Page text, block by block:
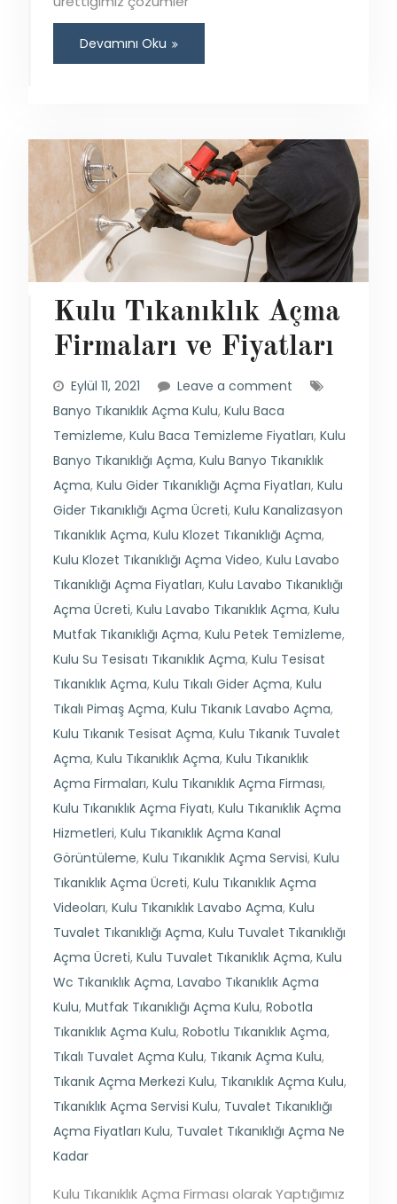
Devamını Oku
Kulu Tıkanıklık Açma
Firmaları ve Fiyatları
Eylül 11, 2021
Leave a comment
Banyo Tıkanıklık Açma Kulu, Kulu Baca
Temizleme, Kulu Baca Temizleme Fiyatları, Kulu
Banyo Tıkanıklığı Açma, Kulu Banyo Tıkanıklık
Açma, Kulu Gider Tıkanıklığı Açma Fiyatları, Kulu
Gider Tıkanıklığı Açma Ücreti, Kulu Kanalizasyon
Tıkanıklık Açma, Kulu Klozet Tıkanıklığı Açma,
Kulu Klozet Tıkanıklığı Açma Video, Kulu Lavabo
Tıkanıklığı Açma Fiyatları, Kulu Lavabo Tıkanıklığı
Açma Ücreti, Kulu Lavabo Tıkanıklık Açma, Kulu
Mutfak Tıkanıklığı Açma, Kulu Petek Temizleme,
Kulu Su Tesisatı Tıkanıklık Açma, Kulu Tesisat
Tıkanıklık Açma, Kulu Tıkalı Gider Açma, Kulu
Tıkalı Pimaş Açma, Kulu Tıkanık Lavabo Açma,
Kulu Tıkanık Tesisat Açma, Kulu Tıkanık Tuvalet
Açma, Kulu Tıkanıklık Açma, Kulu Tıkanıklık
Açma Firmaları, Kulu Tıkanıklık Açma Firması,
Kulu Tıkanıklık Açma Fiyatı, Kulu Tıkanıklık Açma
Hizmetleri, Kulu Tıkanıklık Açma Kanal
Görüntüleme, Kulu Tıkanıklık Açma Servisi, Kulu
Tıkanıklık Açma Ücreti, Kulu Tıkanıklık Açma
Videoları, Kulu Tıkanıklık Lavabo Açma, Kulu
Tuvalet Tıkanıklığı Açma, Kulu Tuvalet Tıkanıklığı
Açma Ücreti, Kulu Tuvalet Tıkanıklık Açma, Kulu
Wc Tıkanıklık Açma, Lavabo Tıkanıklık Açma
Kulu, Mutfak Tıkanıklığı Açma Kulu, Robotla
Tıkanıklık Açma Kulu, Robotlu Tıkanıklık Açma,
Tıkalı Tuvalet Açma Kulu, Tıkanık Açma Kulu,
Tıkanık Açma Merkezi Kulu, Tıkanıklık Açma Kulu,
Tıkanıklık Açma Servisi Kulu, Tuvalet Tıkanıklığı
Açma Fiyatları Kulu, Tuvalet Tıkanıklığı Açma Ne
Kadar
Kulu Tıkanıklık Açma Firması olarak Yaptığımız